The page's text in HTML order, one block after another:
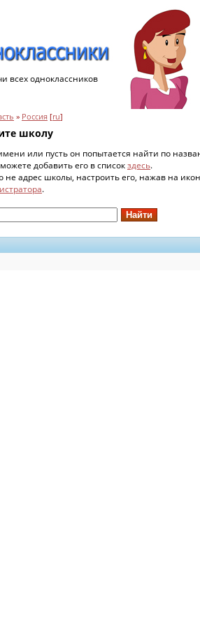
всех одноклассников
» Россия [ru]
школу
или пусть он попытается найти по
добавить его в списокздесь.
не адрес школы, настроить его, нажав на
.